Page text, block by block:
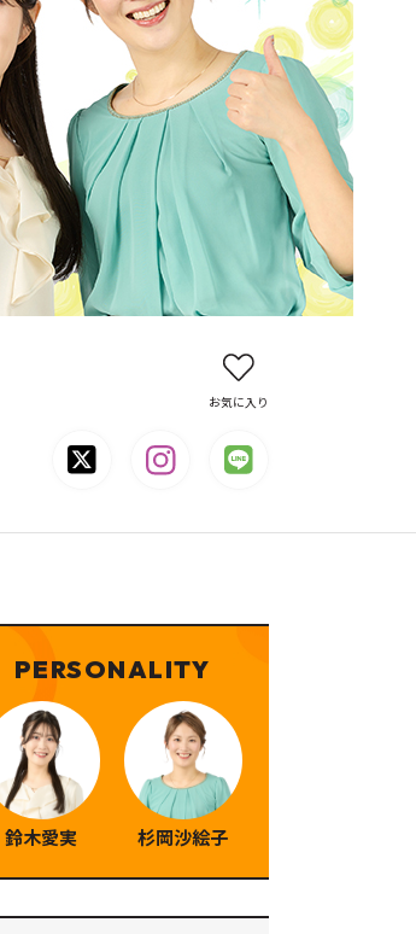
お気に入り
PERSONALITY
鈴木愛実 杉岡沙絵子